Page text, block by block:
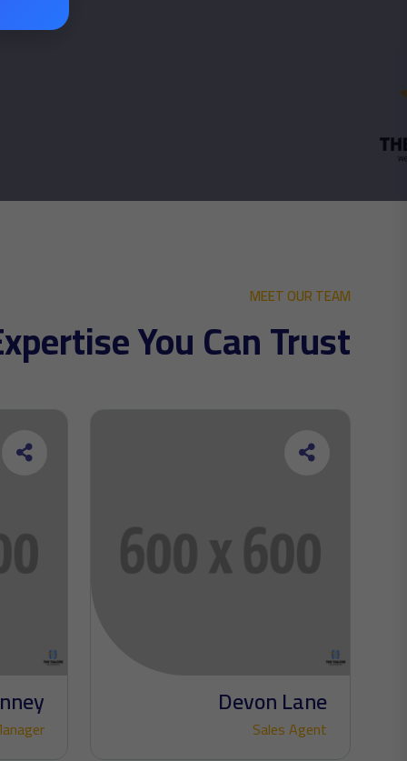
MEET OUR TEAM
You Can Trust
Devon Lane
Sales Agent